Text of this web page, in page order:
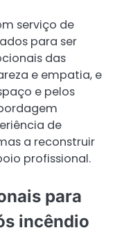
serviço de
para ser
das
e empatia, e
e pelos
de
a reconstruir
profissional.
para
incêndio